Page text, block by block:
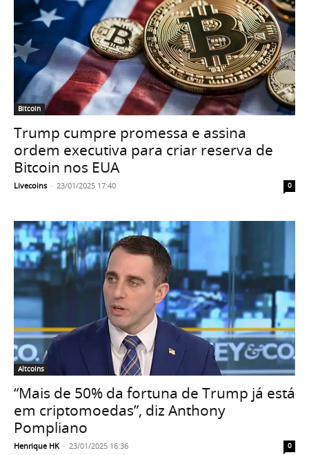
Bitcoin
Trump cumpre promessa e assina
ordem executiva para criar reserva de
Bitcoin nos EUA
Livecoins - 23/01/2025 17:40 0
Altcoins
“Mais de 50% da fortuna de Trump já está
em criptomoedas”, diz Anthony
Pompliano
Henrique HK - 23/01/2025 16:36 0